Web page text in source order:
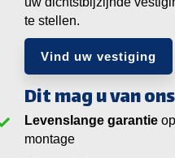
te stellen.
Vind uw vestiging
Dit mag u van
Levenslange garantie
montage